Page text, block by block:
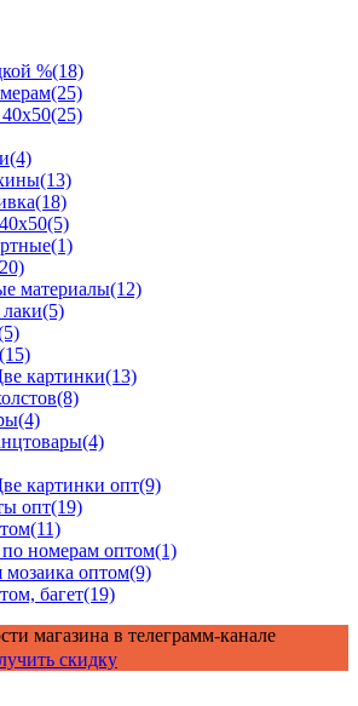
%(18)
(25)
(25)
(4)
(13)
(18)
(5)
(1)
материалы(12)
(5)
(15)
картинки(13)
(8)
(4)
(4)
картинки опт(9)
опт(19)
(11)
номерам оптом(1)
мозаика оптом(9)
багет(19)
магазина в телеграмм-канале
скидку